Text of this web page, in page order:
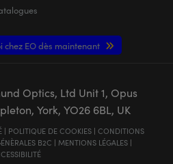
chez EO dès maintenant
Optics, Ltd Unit 1, Opus
York, YO26 6BL, UK
| POLITIQUE DE COOKIES| CONDITIONS
B2C | MENTIONS LÉGALES|